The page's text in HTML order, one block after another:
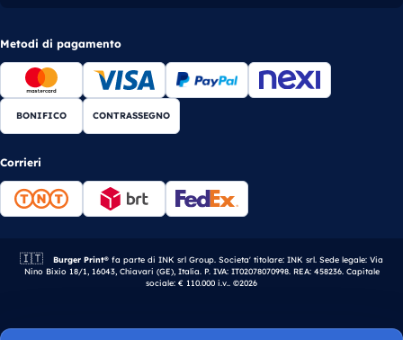
Metodi di pagamento
BONIFICO CONTRASSEGNO
Corrieri
🇮🇹 Azienda italiana.
Burger Print® fa parte di INK srl Group. Societa' titolare: INK srl. Sede legale: Via
Nino Bixio 18/1, 16043, Chiavari (GE), Italia. P. IVA: IT02078070998. REA: 458236. Capitale
sociale: € 110.000 i.v.. ©2026